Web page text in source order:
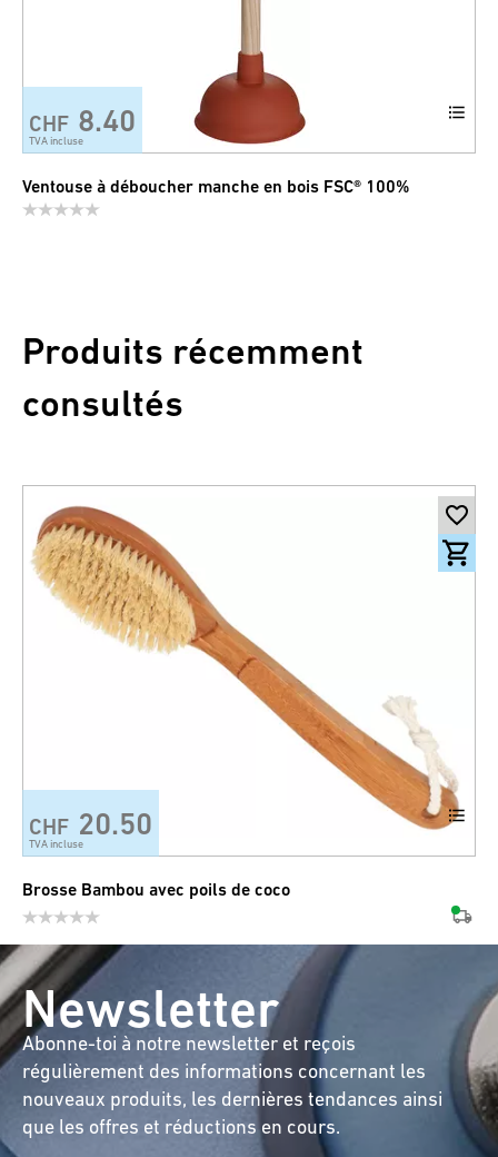
CHF 8.40
TVA incluse
Ventouse à déboucher manche en bois FSC® 100%
Produits récemment
consultés
CHF 20.50
TVA incluse
Brosse Bambou avec poils de coco
Newsletter
Abonne-toi à notre newsletter et reçois
régulièrement des informations concernant les
nouveaux produits, les dernières tendances ainsi
que les offres et réductions en cours.